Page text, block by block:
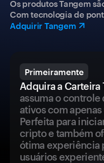
Os produtos Tangem
Com tecnologia de
Adquirir Tangem
Primeiramente
Adquira a Carteira
assuma o controle
ativos com
Perfeita para
cripto e também
ótima experiência
usuários